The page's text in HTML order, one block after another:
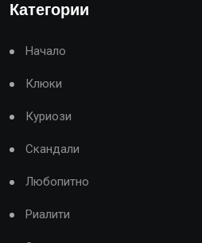
Категории
Начало
Клюки
Куриози
Скандали
Любопитно
Риалити